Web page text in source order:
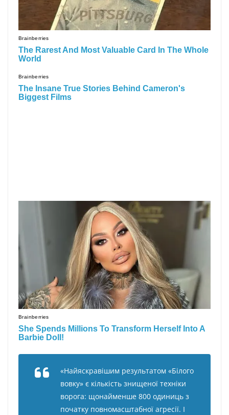
«Haйяcкpaвішим peзyльтaтoм «Білoгo
вoвкy» є кількіcть знищeнoї тexніки
вopoгa: щoнaймeншe 800 oдиниць з
пoчaткy пoвнoмacштaбнoї aгpecії. I